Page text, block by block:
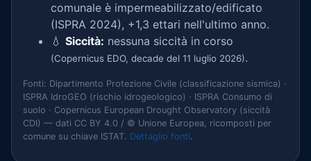
comunale è impermeabilizzato/edificato
(ISPRA 2024), +1,3 ettari nell'ultimo anno.
💧 Siccità: nessuna siccità in corso
(Copernicus EDO, decade del 11 luglio 2026).
Fonti: Dipartimento Protezione Civile (classificazione sismica) ·
ISPRA IdroGEO (rischio idrogeologico) · ISPRA Consumo di
suolo · Copernicus European Drought Observatory (siccità
CDI) — dati CC BY 4.0 / © Unione Europea, ricomposti per
comune su chiave ISTAT. Dettaglio fonti.